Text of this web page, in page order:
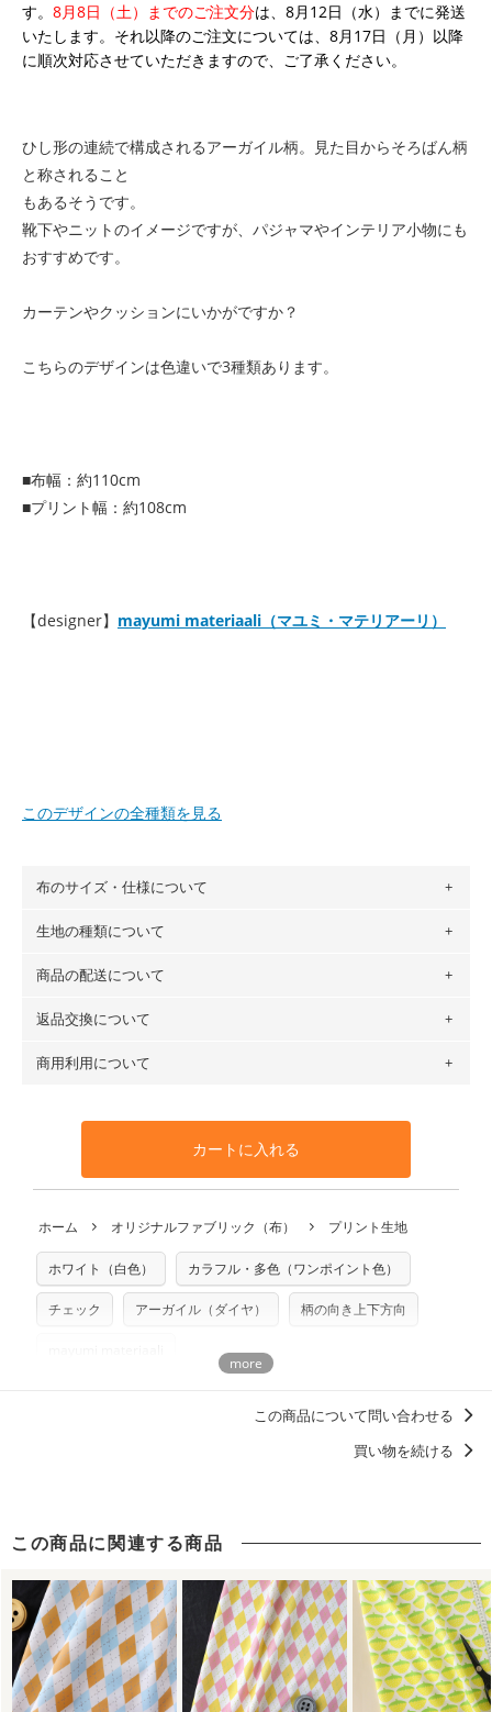
す。 8月8日（土）までのご注文分は、8月12日（水）までに発送
いたします。それ以降のご注文については、8月17日（月）以降
に順次対応させていただきますので、ご了承ください。
ひし形の連続で構成されるアーガイル柄。見た目からそろばん柄
と称されること
もあるそうです。
靴下やニットのイメージですが、パジャマやインテリア小物にも
おすすめです。
カーテンやクッションにいかがですか？
こちらのデザインは色違いで3種類あります。
■布幅：約110cm
■プリント幅：約108cm
【designer】 mayumi materiaali（マユミ・マテリアーリ）
このデザインの全種類を見る
布のサイズ・仕様について
布の長さは50cm単位での販売になります。
場合 → 購入数量「7」
※カットを希望の方は備考欄に「50cmずつカット希望」など
ご記載ください（50cm単位でのカットのみ）
プリント布の仕様についてもっと詳しく見る
生地の種類について
・現在、すべてのデザインのプリントに使用している生地は
ットン（ダブルガーゼ）・100％コットン（ローン）・コッ
トンリネン（ビエラ織）・100％コットン（ツイル）・
100％コットン（キャンバス・11号帆布）です。
生地見本サンプル（無料）を購入する
商品の配送について
・ネコポスでの配送は、布は2mまで型紙は2個までとなりま
も送料の表示が600円となり宅急便での配送となります。
となります。
※万が一、検品時に不備が見つかった場合は、4～5営業日後
※土日祝は営業日に含まれません。
※配送日のご指定は承れません。出来上がり次第、順次発送
返品交換について
・布はご注文後に注文数量のみをプリントするため、
購入後
や用尺をお間違えのないようお願いします。思っていた色味
と違う、などの理由での返品は承れません。予めご了承くだ
商用利用について
利用いただけます。「nunocoto fabric使用」といった記載
も不要です。（製品化した際に起こる全ての問題、クレーム
いませんのでご了承ください）
※有料型紙（ホームソーイング型紙シリーズ）および柄がえ
らべるキットに付属された型紙は商用利用できませんのでご
注意ください。型紙自体の転用・販売および型紙を使用して
商用利用についての詳細はこちら
カートに入れる
ホーム オリジナルファブリック（布） プリント生地
ホワイト（白色） カラフル・多色（ワンポイント色）
チェック アーガイル（ダイヤ） 柄の向き上下方向
この商品について問い合わせる
買い物を続ける
この商品に関連する商品